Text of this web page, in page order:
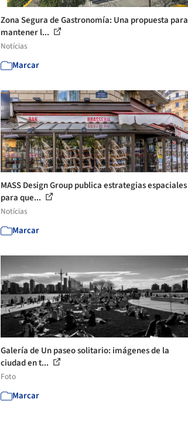
Zona Segura de Gastronomía: Una propuesta para
mantener l...
Notícias
Marcar
MASS Design Group publica estrategias espaciales
para que...
Notícias
Marcar
Galería de Un paseo solitario: imágenes de la
ciudad en t...
Foto
Marcar